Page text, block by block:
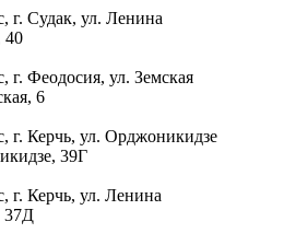
г. Судак, ул. Ленина
40
г. Феодосия, ул. Земская
6
г. Керчь, ул. Орджоникидзе
39Г
г. Керчь, ул. Ленина
37Д